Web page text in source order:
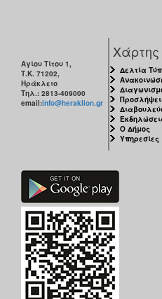
Αγίου Τίτου 1,
Τ.Κ. 71202,
Ηράκλειο
Τηλ.: 2813-409000
email:info@heraklion.gr
Χάρτης
Δελτία
Ο Δήμος
Υπηρεσίες